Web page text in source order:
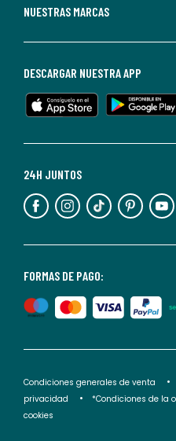
NUESTRAS MARCAS
FORMAS DE PAGO:
24H JUNTOS
DESCARGAR NUESTRA APP
Condiciones generales de venta
privacidad
*Condiciones de la
cookies